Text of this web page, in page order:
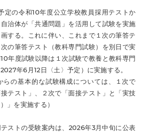
定の令和10年度公立学校教員採用テストか
治体が「共通問題」を活用して試験を実施
する。これに伴い、これまで１次の筆答テ
の筆答テスト（教科専門試験）を別日で実
年度試験以降は１次試験で教養と教科専門
年6月12日〈土〉予定）に実施する。
らの基本的な試験構成については、１次で
接テスト」、２次で「面接テスト」と「実技
」を実施する）
ストの受験案内は、2026年3月中旬に公表